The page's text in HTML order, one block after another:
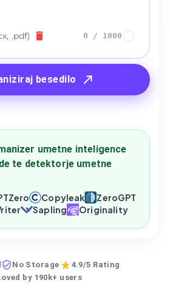
.pdf) 0 / 1000
besedilo
umetne inteligence
te detektorje umetne
Copyleak
ZeroGPT
Sapling Originality
No Storage
4.9/5 Rating
by 190k+ users